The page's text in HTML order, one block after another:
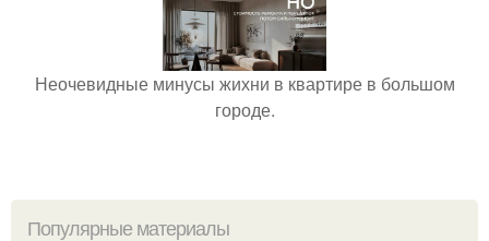
Неочевидные минусы жихни в квартире в большом
городе.
Популярные материалы